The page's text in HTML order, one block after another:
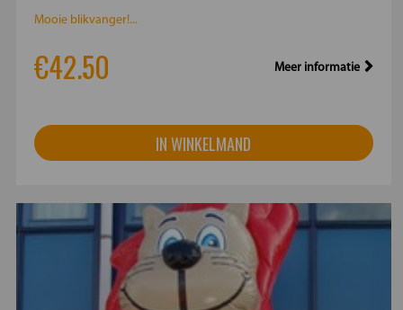
Mooie blikvanger!...
€42.50 Meer informatie
IN WINKELMAND